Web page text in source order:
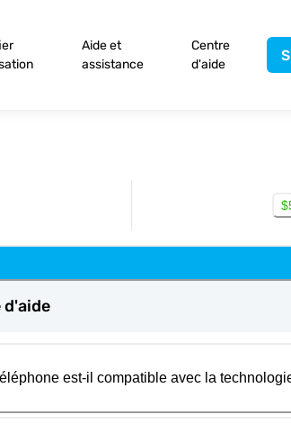
Aide et
assistance
Centre
d'aide
d'aide
est-il compatible avec la